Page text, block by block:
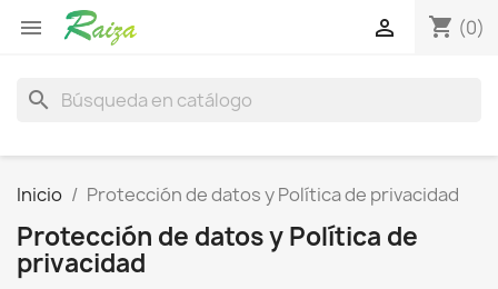
 shopping_cart (0)

search
Inicio Protección de datos y Política de privacidad
Protección de datos y Política de
privacidad